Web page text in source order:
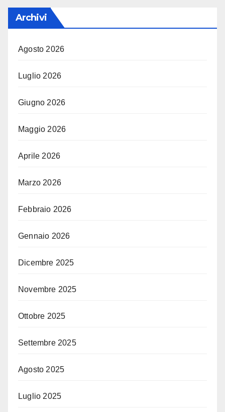
Archivi
Agosto 2026
Luglio 2026
Giugno 2026
Maggio 2026
Aprile 2026
Marzo 2026
Febbraio 2026
Gennaio 2026
Dicembre 2025
Novembre 2025
Ottobre 2025
Settembre 2025
Agosto 2025
Luglio 2025